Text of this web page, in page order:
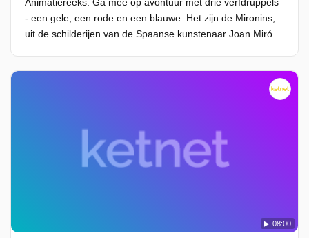
- een gele, een rode en een blauwe. Het zijn de Mironins,
uit de schilderijen van de Spaanse kunstenaar Joan Miró.
08:00